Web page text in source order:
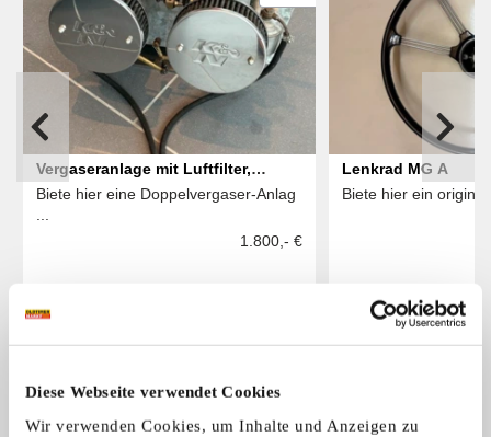
Diese Webseite verwendet Cookies
Wir verwenden Cookies, um Inhalte und Anzeigen zu
Vergaseranlage mit Luftfilter,
Hitzeschild und Einlasskrümmer -
Biete hier eine Doppelvergaser-Anlag
1.800,- €
Lenkrad MG A
Biete hier ein
Das könnte Sie auch interessieren
7